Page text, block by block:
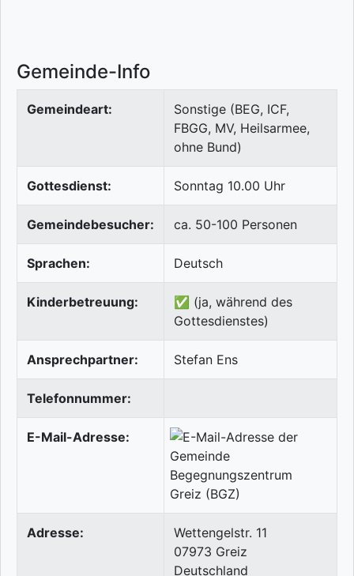
Gemeinde-Info
Gemeindeart:
Sonstige (BEG, ICF,
FBGG, MV, Heilsarmee,
ohne Bund)
Gottesdienst: Sonntag 10.00 Uhr
Gemeindebesucher: ca. 50-100 Personen
Sprachen: Deutsch
Kinderbetreuung:
✅ (ja, während des
Gottesdienstes)
Ansprechpartner: Stefan Ens
Telefonnummer:
E-Mail-Adresse:
Adresse:
Wettengelstr. 11
07973 Greiz
Deutschland